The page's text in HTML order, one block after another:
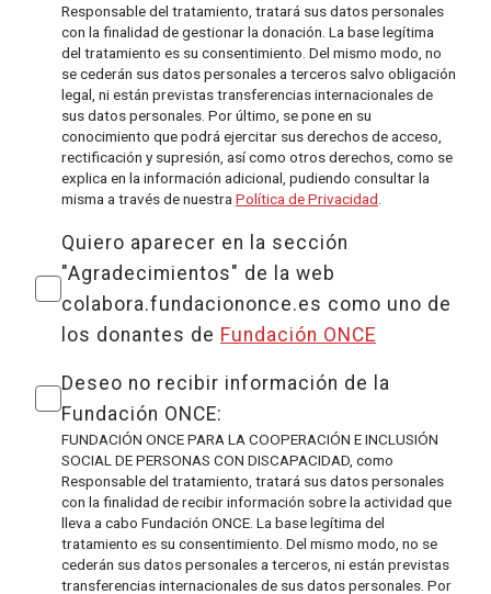
Responsable del tratamiento, tratará sus datos personales
con la finalidad de gestionar la donación. La base legítima
del tratamiento es su consentimiento. Del mismo modo, no
se cederán sus datos personales a terceros salvo obligación
legal, ni están previstas transferencias internacionales de
sus datos personales. Por último, se pone en su
conocimiento que podrá ejercitar sus derechos de acceso,
rectificación y supresión, así como otros derechos, como se
explica en la información adicional, pudiendo consultar la
misma a través de nuestra Política de Privacidad
Quiero aparecer en la sección
"Agradecimientos" de la web
colabora.fundaciononce.es como uno de
los donantes de Fundación ONCE
Deseo no recibir información de la
Fundación ONCE:
FUNDACIÓN ONCE PARA LA COOPERACIÓN E INCLUSIÓN
SOCIAL DE PERSONAS CON DISCAPACIDAD, como
Responsable del tratamiento, tratará sus datos personales
con la finalidad de recibir información sobre la actividad que
lleva a cabo Fundación ONCE. La base legítima del
tratamiento es su consentimiento. Del mismo modo, no se
cederán sus datos personales a terceros, ni están previstas
transferencias internacionales de sus datos personales. Por